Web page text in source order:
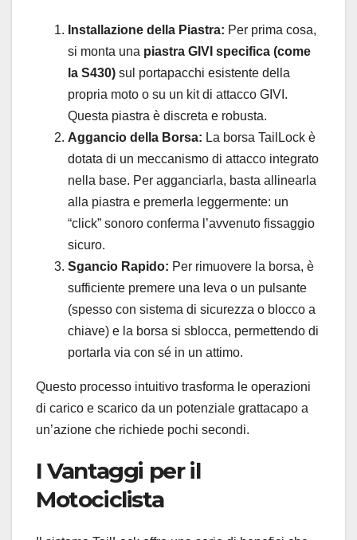
Installazione della Piastra: Per prima cosa,
si monta una piastra GIVI specifica (come
la S430) sul portapacchi esistente della
propria moto o su un kit di attacco GIVI.
Questa piastra è discreta e robusta.
Aggancio della Borsa: La borsa TailLock è
dotata di un meccanismo di attacco integrato
nella base. Per agganciarla, basta allinearla
alla piastra e premerla leggermente: un
“click” sonoro conferma l’avvenuto fissaggio
sicuro.
Sgancio Rapido: Per rimuovere la borsa, è
sufficiente premere una leva o un pulsante
(spesso con sistema di sicurezza o blocco a
chiave) e la borsa si sblocca, permettendo di
portarla via con sé in un attimo.
Questo processo intuitivo trasforma le operazioni
di carico e scarico da un potenziale grattacapo a
un’azione che richiede pochi secondi.
I Vantaggi per il
Motociclista